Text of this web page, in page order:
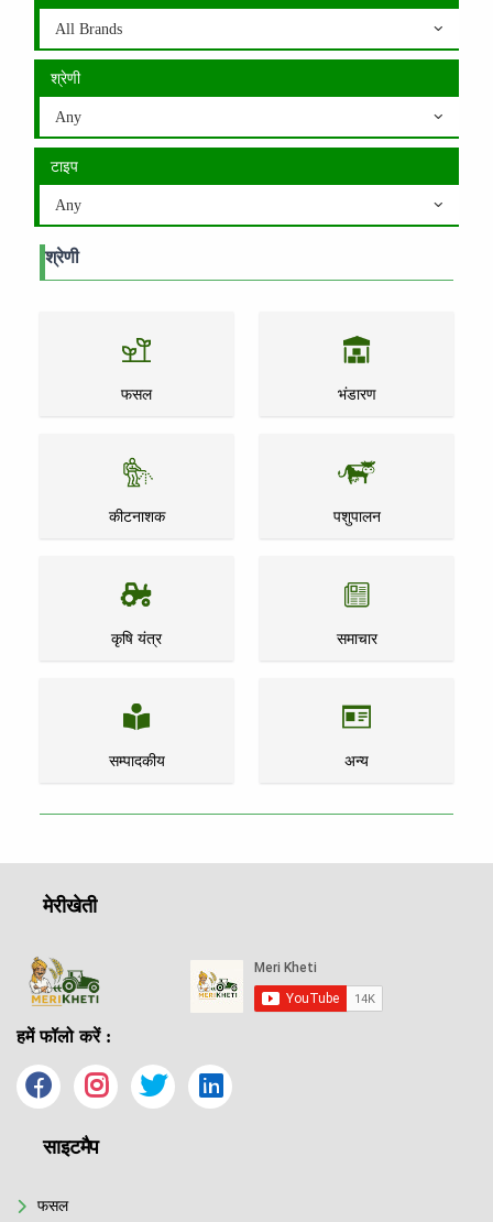
All Brands
श्रेणी
Any
टाइप
Any
श्रेणी
फसल भंडारण
कीटनाशक पशुपालन
कृषि यंत्र समाचार
सम्पादकीय अन्य
मेरीखेती
हमें फॉलो करें :
साइटमैप
फसल